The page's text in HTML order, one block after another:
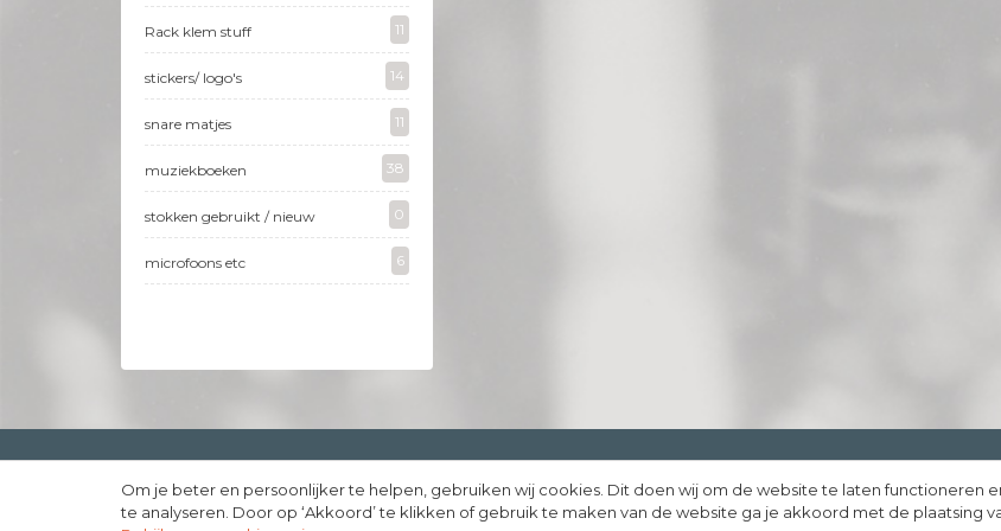
Rack klem stuff 11
stickers/ logo's 14
snare matjes 11
muziekboeken 38
stokken gebruikt / nieuw 0
microfoons etc 6
Copyright © 1999 - 2026 - JouwDrumstel.nl |Webdesign Purify Media
Om je beter en persoonlijker te helpen, gebruiken wij cookies. Dit doen wij om de website te laten functioneren
te analyseren. Door op ‘Akkoord’ te klikken of gebruik te maken van de website ga je akkoord met de plaatsing